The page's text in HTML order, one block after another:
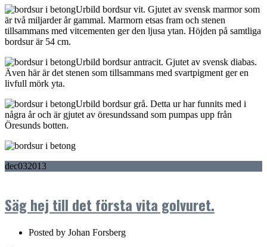
Urbild bordsur vit. Gjutet av svensk marmor som
är två miljarder år gammal. Marmorn etsas fram och stenen
tillsammans med vitcementen ger den ljusa ytan. Höjden på samtliga
bordsur är 54 cm.
Urbild bordsur antracit. Gjutet av svensk diabas.
Även här är det stenen som tillsammans med svartpigment ger en
livfull mörk yta.
Urbild bordsur grå. Detta ur har funnits med i
några år och är gjutet av öresundssand som pumpas upp från
Öresunds botten.
dec032013
Säg hej till det första vita golvuret.
Posted by Johan Forsberg